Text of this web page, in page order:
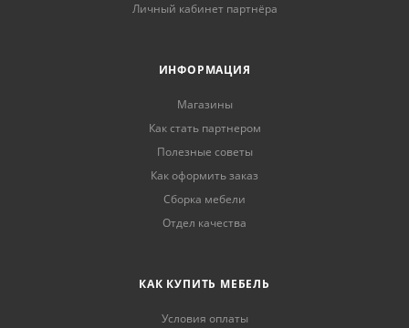
Личный кабинет партнёра
ИНФОРМАЦИЯ
Магазины
Как стать партнером
Полезные советы
Как оформить заказ
Сборка мебели
Отдел качества
КАК КУПИТЬ МЕБЕЛЬ
Условия оплаты